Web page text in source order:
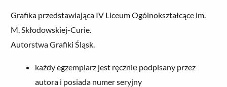
cen:
od
78.00 zł
250.00 zł
Grafika przedstawiająca IV Liceum Ogólnokształcące im.
M. Skłodowskiej-Curie.
Autorstwa Grafiki Śląsk.
każdy egzemplarz jest ręczniе podpisany przez
autora i posiada numer seryjny